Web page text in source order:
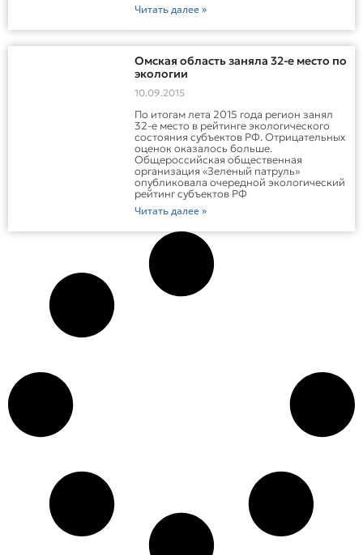
Читать далее »
Омская область заняла 32-е место по
экологии
10.09.2015
По итогам лета 2015 года регион занял
32-е место в рейтинге экологического
состояния субъектов РФ. Отрицательных
оценок оказалось больше.
Общероссийская общественная
организация «Зеленый патруль»
опубликовала очередной экологический
рейтинг субъектов РФ
Читать далее »